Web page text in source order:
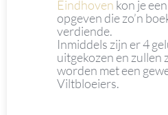
Eindhoven kon je
opgeven die zo’n
verdiende.
Inmiddels zijn er 4
uitgekozen en zullen
worden met een
Viltbloeiers.